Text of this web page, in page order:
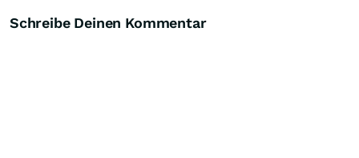
Schreibe Deinen Kommentar